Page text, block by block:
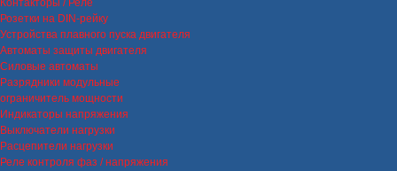
Контакторы / Реле
Розетки на DIN-рейку
Устройства плавного пуска двигателя
Автоматы защиты двигателя
Силовые автоматы
Разрядники модульные
ограничитель мощности
Индикаторы напряжения
Выключатели нагрузки
Расцепители нагрузки
Реле контроля фаз / напряжения